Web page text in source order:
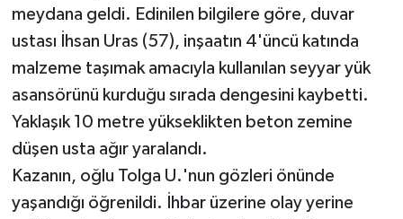
meydana geldi. Edinilen bilgilere göre, duvar
ustası İhsan Uras (57), inşaatın 4'üncü katında
malzeme taşımak amacıyla kullanılan seyyar yük
asansörünü kurduğu sırada dengesini kaybetti.
Yaklaşık 10 metre yükseklikten beton zemine
düşen usta ağır yaralandı.
Kazanın, oğlu Tolga U.'nun gözleri önünde
yaşandığı öğrenildi. İhbar üzerine olay yerine